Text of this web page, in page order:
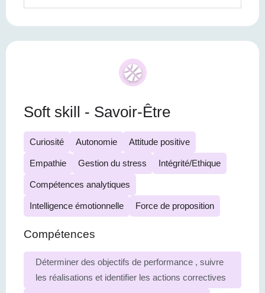
Soft skill - Savoir-Être
Curiosité Autonomie Attitude positive
Empathie Gestion du stress Intégrité/Ethique
Compétences analytiques
Intelligence émotionnelle Force de proposition
Compétences
Déterminer des objectifs de performance , suivre
les réalisations et identifier les actions correctives